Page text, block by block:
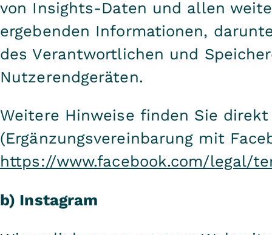
von Insights-Daten und allen
ergebenden Informationen,
des Verantwortlichen und
Nutzerendgeräten.
Weitere Hinweise finden Sie direkt
(Ergänzungsvereinbarung mit
https://www.facebook.com/legal/
b) Instagram